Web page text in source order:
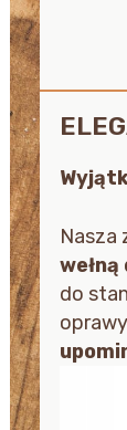
Nasza
do